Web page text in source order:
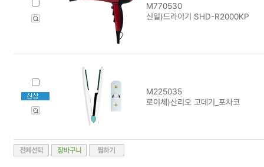
M770530
신일)드라이기 SHD-R2000KP
M225035
로이체)산리오 고데기_포차코